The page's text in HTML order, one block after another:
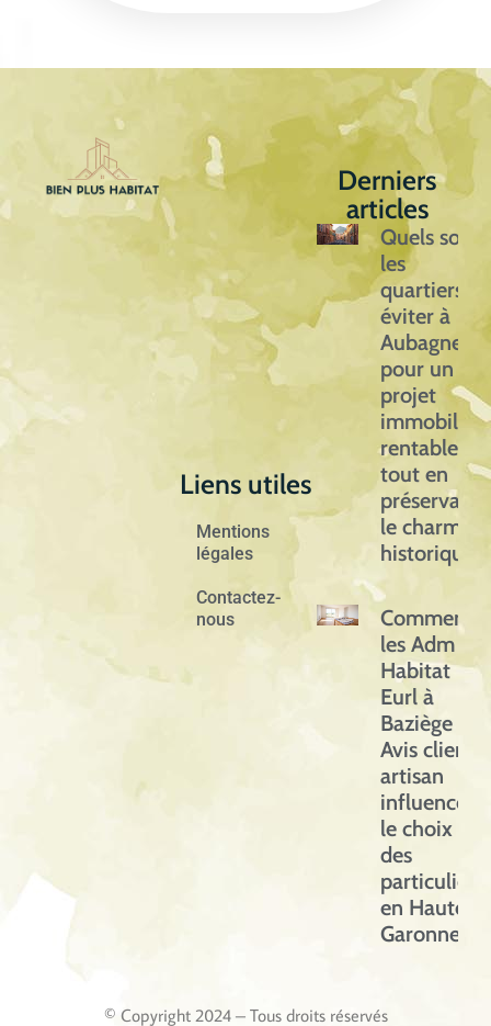
Liens utiles
Mentions
légales
Contactez-
nous
Derniers
articles
Quels sont
les
quartiers à
éviter à
Aubagne
pour un
projet
immobilier
rentable
tout en
préservant
le charme
historique
Comment
les Adm
Habitat
Eurl à
Baziège –
Avis clients
artisan
influencent
le choix
des
particuliers
en Haute-
Garonne
© Copyright 2024 – Tous droits réservés